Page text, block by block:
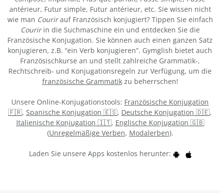
antérieur, Futur simple, Futur antérieur, etc. Sie wissen nicht
wie man Courirauf Französisch konjugiert? Tippen Sie einfach
Couririn die Suchmaschine ein und entdecken Sie die
Französische Konjugation. Sie können auch einen ganzen Satz
konjugieren, z.B. “ein Verb konjugieren”. Gymglish bietet auch
Französischkurse an und stellt zahlreiche Grammatik-,
Rechtschreib- und Konjugationsregeln zur Verfügung, um die
französische Grammatikzu beherrschen!
Unsere Online-Konjugationstools: Französische Konjugation
🇫🇷, Spanische Konjugation 🇪🇸, Deutsche Konjugation 🇩🇪,
Italienische Konjugation 🇮🇹, Englische Konjugation 🇬🇧
(Unregelmäßige Verben, Modalerben).
Laden Sie unsere Apps kostenlos herunter: